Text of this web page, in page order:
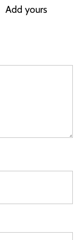
Add yours